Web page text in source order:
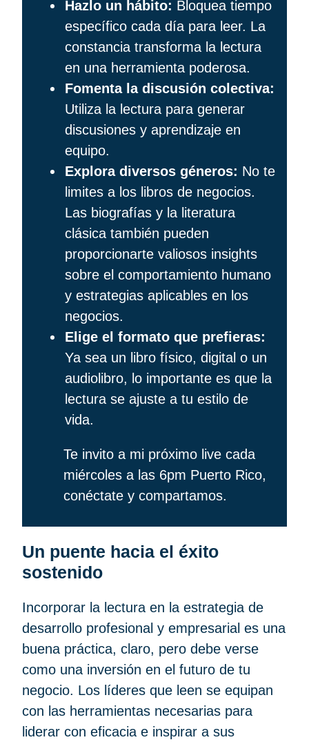
Hazlo un hábito: Bloquea tiempo
específico cada día para leer. La
constancia transforma la lectura
en una herramienta poderosa.
Fomenta la discusión colectiva:
Utiliza la lectura para generar
discusiones y aprendizaje en
equipo.
Explora diversos géneros: No te
limites a los libros de negocios.
Las biografías y la literatura
clásica también pueden
proporcionarte valiosos insights
sobre el comportamiento humano
y estrategias aplicables en los
negocios.
Elige el formato que prefieras:
Ya sea un libro físico, digital o un
audiolibro, lo importante es que la
lectura se ajuste a tu estilo de
vida.
Te invito a mi próximo live cada
miércoles a las 6pm Puerto Rico,
conéctate y compartamos.
Un puente hacia el éxito
sostenido
Incorporar la lectura en la estrategia de
desarrollo profesional y empresarial es una
buena práctica, claro, pero debe verse
como una inversión en el futuro de tu
negocio. Los líderes que leen se equipan
con las herramientas necesarias para
liderar con eficacia e inspirar a sus